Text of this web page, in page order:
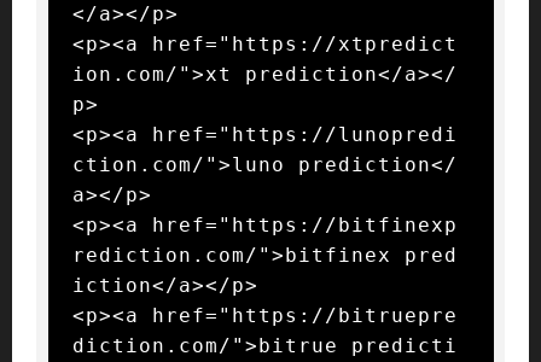
</a></p>
<p><a href="https://xtpredict
ion.com/">xt prediction</a></
p>
<p><a href="https://lunopredi
ction.com/">luno prediction</
a></p>
<p><a href="https://bitfinexp
rediction.com/">bitfinex pred
iction</a></p>
<p><a href="https://bitruepre
diction.com/">bitrue predicti